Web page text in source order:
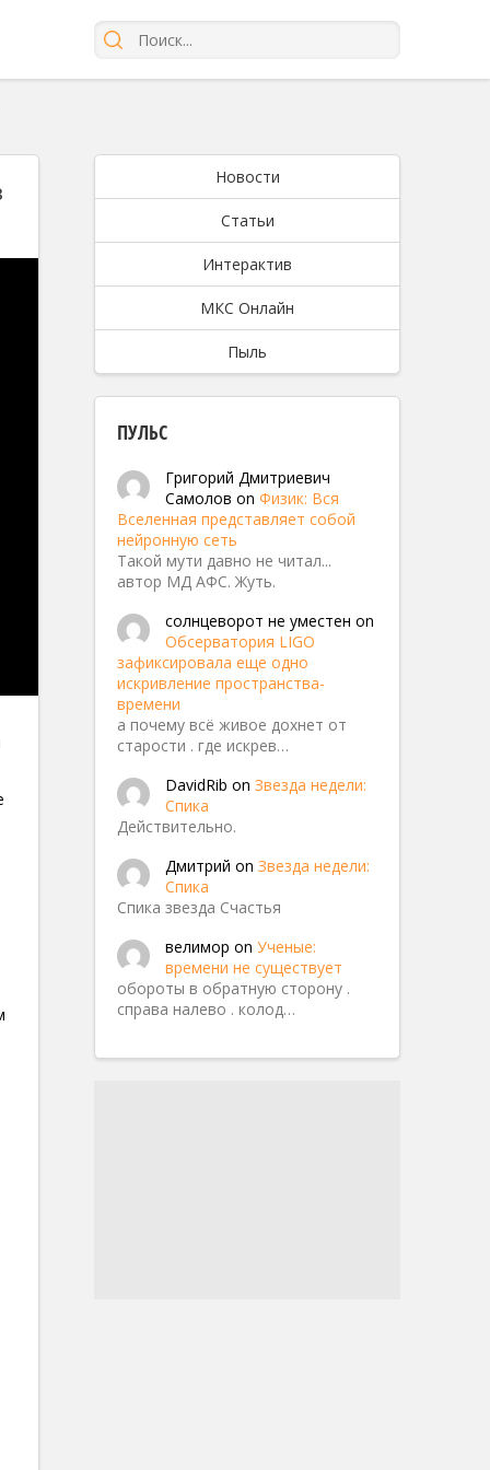
Новости
Статьи
Интерактив
МКС Онлайн
Пыль
ПУЛЬС
Григорий Дмитриевич
Самолов on Физик: Вся
Вселенная представляет собой
нейронную сеть
Такой мути давно не читал...
автор МД АФС. Жуть.
солнцеворот не уместен on
Обсерватория LIGO
зафиксировала еще одно
искривление пространства-
времени
а почему всё живое дохнет от
старости . где искрев…
DavidRib on Звезда недели:
Спика
Действительно.
Дмитрий on Звезда недели:
Спика
Спика звезда Счастья
велимор on Ученые:
времени не существует
обороты в обратную сторону .
справа налево . колод…